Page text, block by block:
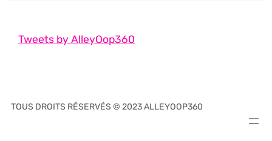
Tweets by AlleyOop360
TOUS DROITS RÉSERVÉS © 2023 ALLEYOOP360